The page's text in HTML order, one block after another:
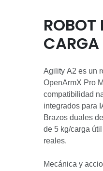
ROBOT
CARGA
Agility A2 es un
OpenArmX Pro
compatibilidad
integrados para
Brazos duales
de 5 kg/carga
reales.
Mecánica y